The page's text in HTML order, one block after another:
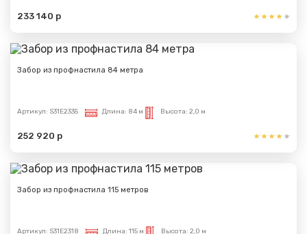
233 140 р
Забор из профнастила 84 метра
Артикул: S31E2335 Длина: 84 м Высота: 2,0 м
252 920 р
Забор из профнастила 115 метров
Артикул: S31E2318 Длина: 115 м Высота: 2,0 м